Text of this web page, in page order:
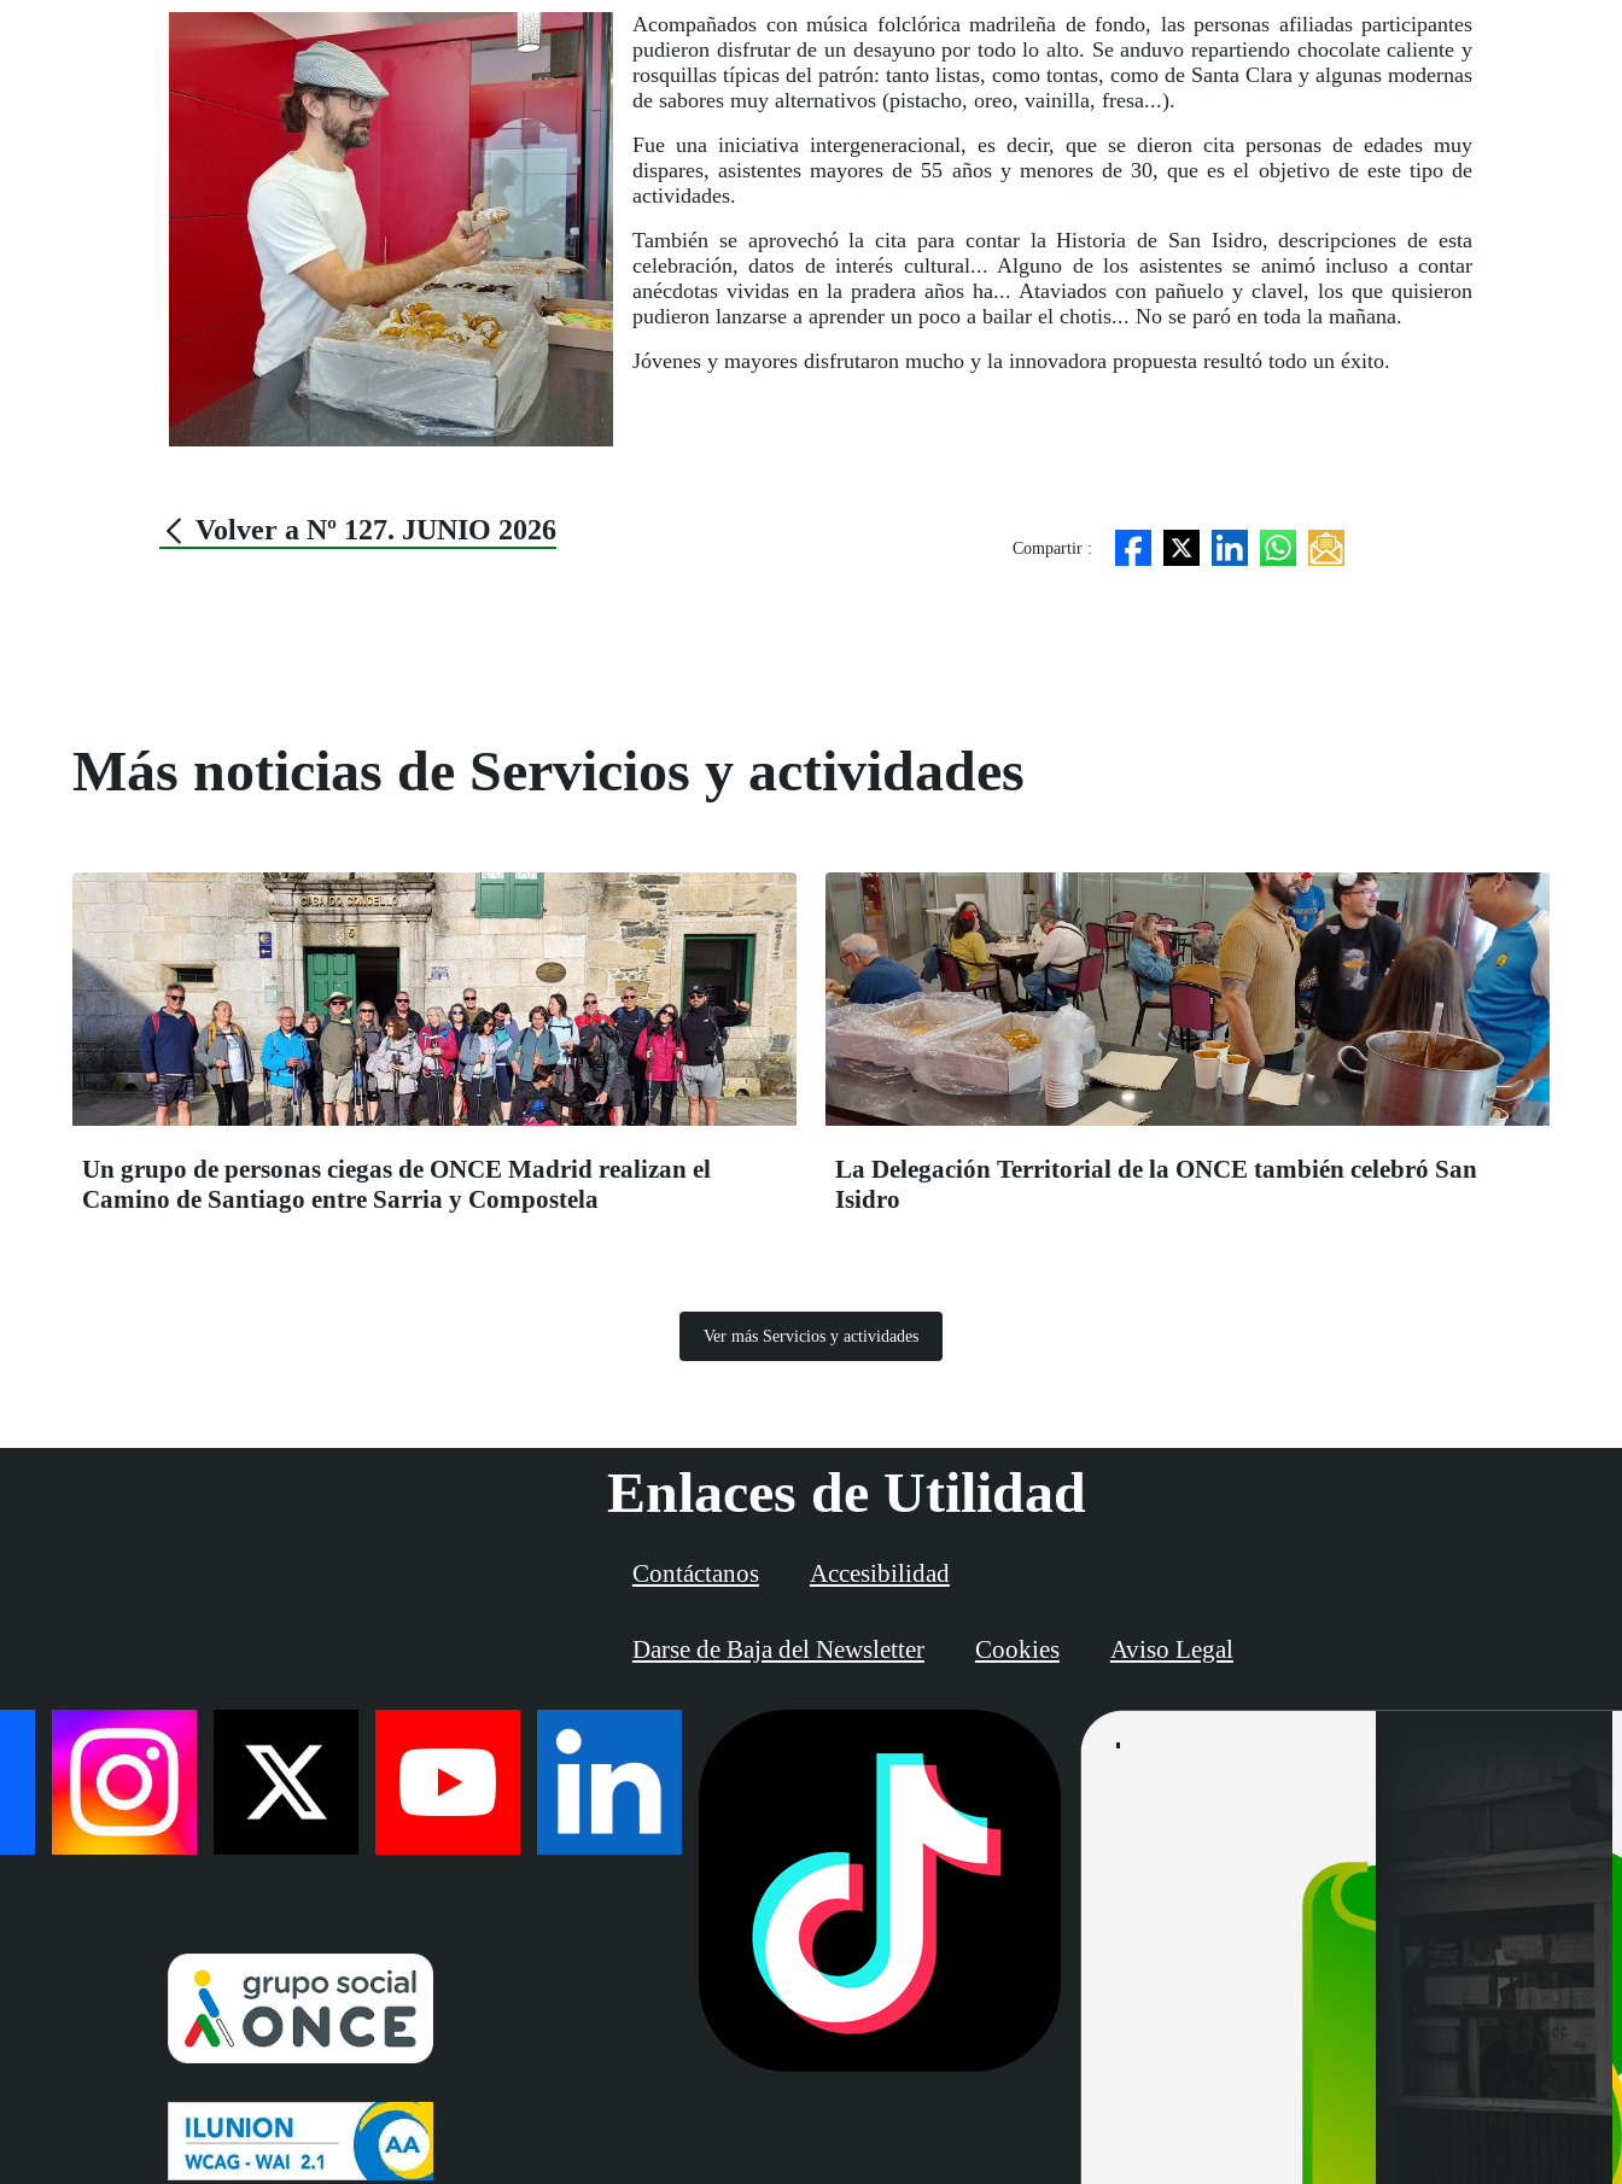
Acompañados con música folclórica madrileña de fondo, las personas afiliadas participantes
pudieron disfrutar de un desayuno por todo lo alto. Se anduvo repartiendo chocolate caliente y
rosquillas típicas del patrón: tanto listas, como tontas, como de Santa Clara y algunas modernas
de sabores muy alternativos (pistacho, oreo, vainilla, fresa...).
Fue una iniciativa intergeneracional, es decir, que se dieron cita personas de edades muy
dispares, asistentes mayores de 55 años y menores de 30, que es el objetivo de este tipo de
actividades.
También se aprovechó la cita para contar la Historia de San Isidro, descripciones de esta
celebración, datos de interés cultural... Alguno de los asistentes se animó incluso a contar
anécdotas vividas en la pradera años ha... Ataviados con pañuelo y clavel, los que quisieron
pudieron lanzarse a aprender un poco a bailar el chotis... No se paró en toda la mañana.
Jóvenes y mayores disfrutaron mucho y la innovadora propuesta resultó todo un éxito.
Volver a Nº 127. JUNIO 2026
Compartir :
Más noticias de Servicios y actividades
Un grupo de personas ciegas de ONCE Madrid realizan el
Camino de Santiago entre Sarria y Compostela
La Delegación Territorial de la ONCE también celebró San
Isidro
Ver más Servicios y actividades
Enlaces de Utilidad
Contáctanos Accesibilidad
Darse de Baja del Newsletter Cookies Aviso Legal